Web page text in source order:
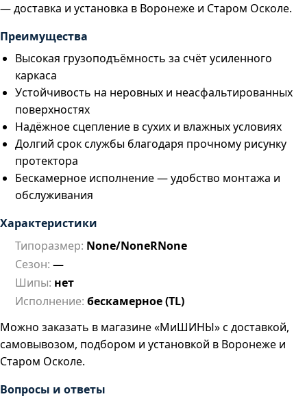
— доставка и установка в Воронеже и Старом Осколе.
Преимущества
Высокая грузоподъёмность за счёт усиленного
каркаса
Устойчивость на неровных и неасфальтированных
поверхностях
Надёжное сцепление в сухих и влажных условиях
Долгий срок службы благодаря прочному рисунку
протектора
Бескамерное исполнение — удобство монтажа и
обслуживания
Характеристики
Типоразмер: None/NoneRNone
Сезон: —
Шипы: нет
Исполнение: бескамерное (TL)
Можно заказать в магазине «МиШИНЫ» с доставкой,
самовывозом, подбором и установкой в Воронеже и
Старом Осколе.
Вопросы и ответы